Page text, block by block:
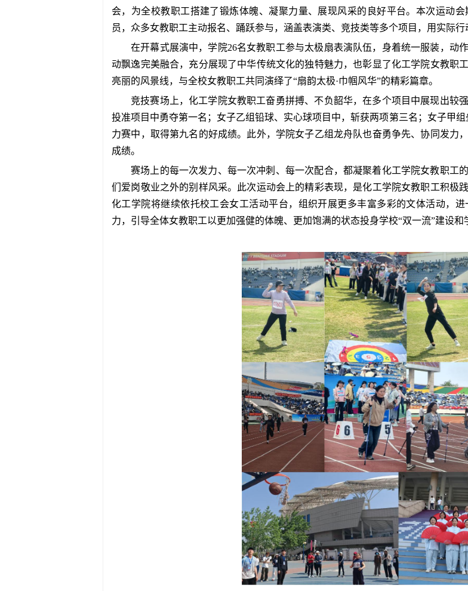
会，为全校教职工搭建了锻炼体魄、凝聚力量、展现风采的良好平台。本次运动
员，众多女教职工主动报名、踊跃参与，涵盖表演类、竞技类等多个项目，用实际行
在开幕式展演中，学院26名女教职工参与太极扇表演队伍，身着统一服装，动
动飘逸完美融合，充分展现了中华传统文化的独特魅力，也彰显了化工学院女教职
亮丽的风景线，与全校女教职工共同演绎了“扇韵太极·巾帼风华”的精彩篇章。
竞技赛场上，化工学院女教职工奋勇拼搏、不负韶华，在多个项目中展现出较
投准项目中勇夺第一名；女子乙组铅球、实心球项目中，斩获两项第三名；女子甲组
力赛中，取得第九名的好成绩。此外， 学院女子乙组龙舟队也奋勇争先、协同发力
成绩。
赛场上的每一次发力、每一次冲刺、每一次配合，都凝聚着化工学院女教职工
们爱岗敬业之外的别样风采。此次运动会上的精彩表现，是化工学院女教职工积极
化工学院将继续依托校工会女工活动平台，组织开展更多丰富多彩的文体活动，
力，引导全体女教职工以更加强健的体魄、更加饱满的状态投身学校“双一流”建设